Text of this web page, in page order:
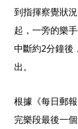
到指揮察覺狀
起，一旁的樂
中斷約2分鐘後
出。
根據《每日郵
完樂段最後一